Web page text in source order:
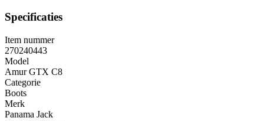
Specificaties
Item nummer
270240443
Model
Amur GTX C8
Categorie
Boots
Merk
Panama Jack